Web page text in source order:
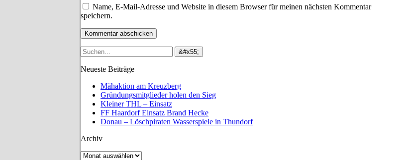
Name, E-Mail-Adresse und Website in diesem Browser für meinen nächsten Kommentar
speichern.
Neueste Beiträge
Mähaktion am Kreuzberg
Gründungsmitglieder holen den Sieg
Kleiner THL – Einsatz
FF Haardorf Einsatz Brand Hecke
Donau – Löschpiraten Wasserspiele in Thundorf
Archiv
Archiv